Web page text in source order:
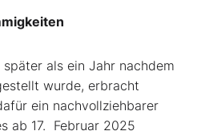
als ein Jahr nachdem
wurde, erbracht
ein nachvollziehbarer
ab 17. Februar 2025